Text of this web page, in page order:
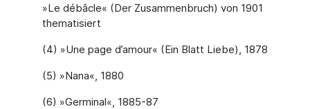
»Le débâcle« (Der Zusammenbruch) von 1901
thematisiert
(4) »Une page d’amour« (Ein Blatt Liebe), 1878
(5) »Nana«, 1880
(6) »Germinal«, 1885-87